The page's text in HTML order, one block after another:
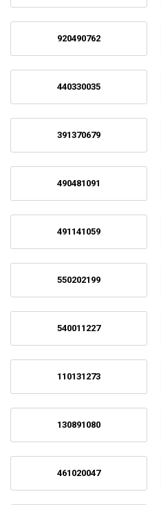
920490762
440330035
391370679
490481091
491141059
550202199
540011227
110131273
130891080
461020047